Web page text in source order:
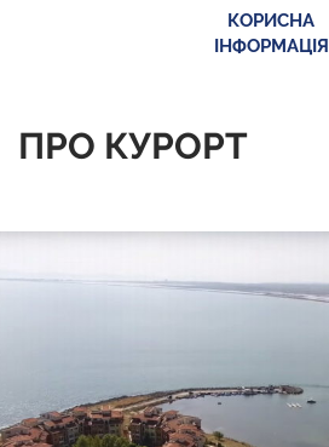
КОРИСНА
ІНФОРМАЦІЯ
ПРО КУРОРТ